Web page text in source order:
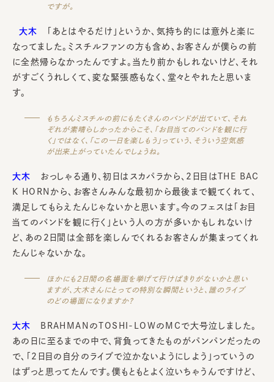
ですが。
大木
「あとはやるだけ」というか、気持ち的には意外と楽に
なってました。ミスチルファンの方も含め、お客さんが僕らの前
に全然帰らなかったんですよ。当たり前かもしれないけど、それ
がすごくうれしくて、変な緊張感もなく、堂々とやれたと思いま
す。
もちろんミスチルの前にもたくさんのバンドが出ていて、それ
ぞれが素晴らしかったからこそ、「お目当てのバンドを観に行
く」ではなく、「この一日を楽しもう」っていう、そういう空気感
が出来上がっていたんでしょうね。
大木
おっしゃる通り、初日はスカパラから、2日目はTHE BAC
K HORNから、お客さんみんな最初から最後まで観てくれて、
満足してもらえたんじゃないかと思います。今のフェスは「お目
当てのバンドを観に行く」という人の方が多いかもしれないけ
ど、あの2日間は全部を楽しんでくれるお客さんが集まってくれ
たんじゃないかな。
ほかにも2日間の名場面を挙げて行けばきりがないかと思い
ますが、大木さんにとっての特別な瞬間というと、誰のライブ
のどの場面になりますか？
大木
BRAHMANのTOSHI-LOWのMCで大号泣しました。
あの日に至るまでの中で、背負ってきたものがパンパンだったの
で、「2日目の自分のライブで泣かないようにしよう」っていうの
はずっと思ってたんです。僕もともとよく泣いちゃうんですけど、